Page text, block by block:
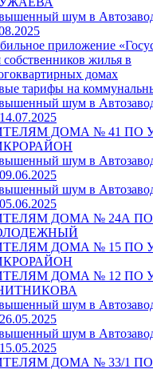
шум в
приложение
собственников жилья в
домах
тарифы на
шум в
ДОМА № 41 ПО
шум в
шум в
ДОМА № 24А ПО
ДОМА № 15 ПО
ДОМА № 12 ПО
шум в
шум в
ДОМА № 33/1 ПО